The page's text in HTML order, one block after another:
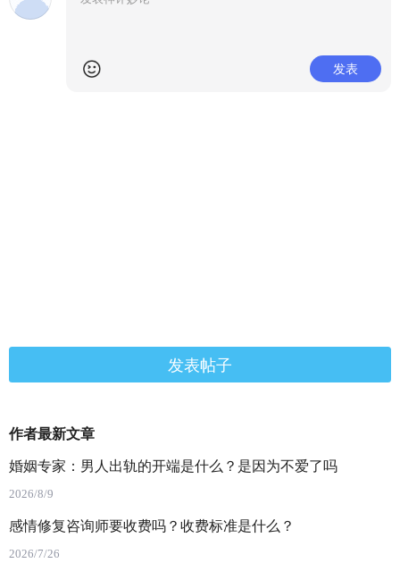
发表
发表帖子
作者最新文章
婚姻专家：男人出轨的开端是什么？是因为不爱了吗
2026/8/9
感情修复咨询师要收费吗？收费标准是什么？
2026/7/26